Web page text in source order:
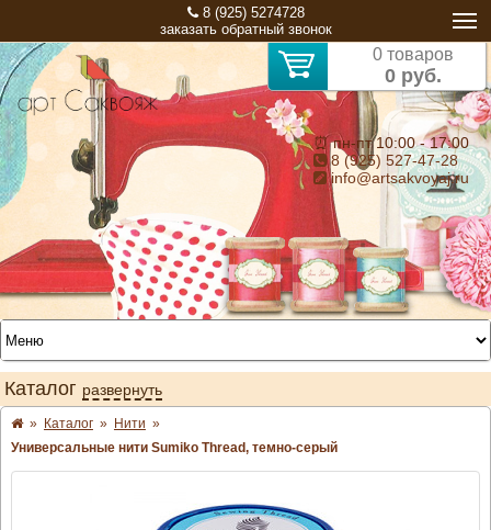
8 (925) 5274728
заказать обратный звонок
0 товаров
0 руб.
⏰ пн-пт 10:00 - 17:00
8 (925) 527-47-28
info@artsakvoyaj.ru
Каталог развернуть
» Каталог » Нити »
Универсальные нити Sumiko Thread, темно-серый